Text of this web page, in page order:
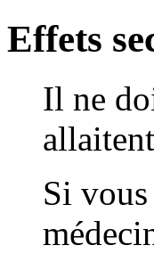
Effets
Il ne
Si